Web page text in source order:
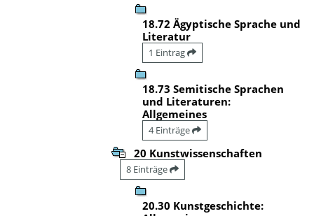
18.72 Ägyptische Sprache und
Literatur
1 Eintrag
18.73 Semitische Sprachen
und Literaturen:
Allgemeines
4 Einträge
20 Kunstwissenschaften
8 Einträge
20.30 Kunstgeschichte: